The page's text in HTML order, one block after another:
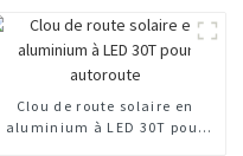
Clou de route solaire en
aluminium à LED 30T pour